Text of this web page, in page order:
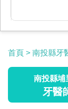
首頁 > 南投縣牙
南投縣埔
牙醫